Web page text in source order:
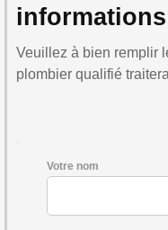
Veuillez à bien remplir
plombier qualifié
Votre nom